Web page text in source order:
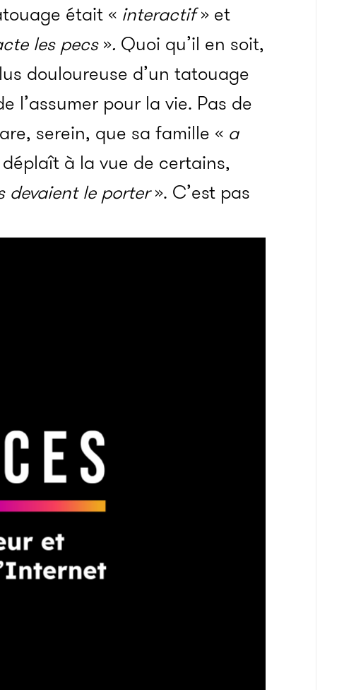
était « interactif» et
les pecs». Quoi qu’il en soit,
douloureuse d’un tatouage
l’assumer pour la vie. Pas de
serein, que sa famille « a
à la vue de certains,
devaient le porter». C’est pas